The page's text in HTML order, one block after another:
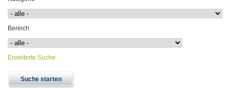
Bereich
Erweiterte Suche